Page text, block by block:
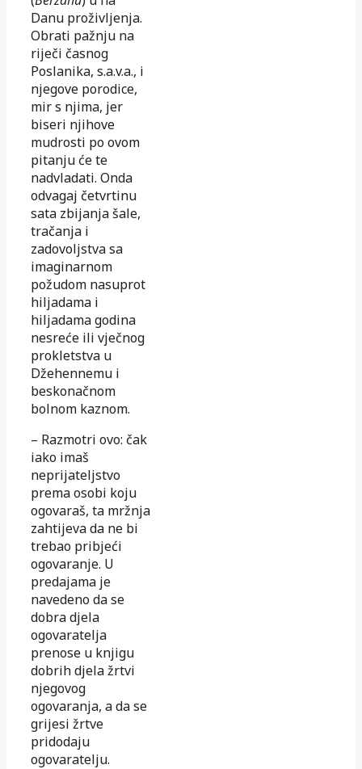
Danu proživljenja.
Obrati pažnju na
riječi časnog
Poslanika, s.a.v.a., i
njegove porodice,
mir s njima, jer
biseri njihove
mudrosti po ovom
pitanju će te
nadvladati. Onda
odvagaj četvrtinu
sata zbijanja šale,
tračanja i
zadovoljstva sa
imaginarnom
požudom nasuprot
hiljadama i
hiljadama godina
nesreće ili vječnog
prokletstva u
Džehennemu i
beskonačnom
bolnom kaznom.
– Razmotri ovo: čak
iako imaš
neprijateljstvo
prema osobi koju
ogovaraš, ta mržnja
zahtijeva da ne bi
trebao pribjeći
ogovaranje. U
predajama je
navedeno da se
dobra djela
ogovaratelja
prenose u knjigu
dobrih djela žrtvi
njegovog
ogovaranja, a da se
grijesi žrtve
pridodaju
ogovaratelju.